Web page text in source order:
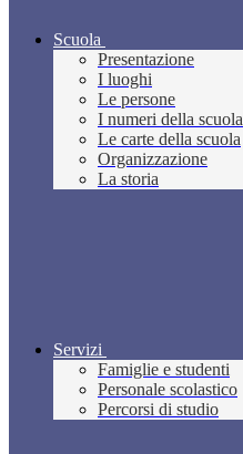
Scuola
Presentazione
I luoghi
Le persone
I numeri della scuola
Le carte della scuola
Organizzazione
La storia
Servizi
Famiglie e studenti
Personale scolastico
Percorsi di studio